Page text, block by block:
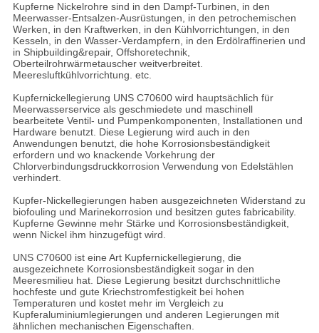
Kupferne Nickelrohre sind in den Dampf-Turbinen, in den
Meerwasser-Entsalzen-Ausrüstungen, in den petrochemischen
Werken, in den Kraftwerken, in den Kühlvorrichtungen, in den
Kesseln, in den Wasser-Verdampfern, in den Erdölraffinerien und
in Shipbuilding&repair, Offshoretechnik,
Oberteilrohrwärmetauscher weitverbreitet.
Meeresluftkühlvorrichtung. etc.
Kupfernickellegierung UNS C70600 wird hauptsächlich für
Meerwasserservice als geschmiedete und maschinell
bearbeitete Ventil- und Pumpenkomponenten, Installationen und
Hardware benutzt. Diese Legierung wird auch in den
Anwendungen benutzt, die hohe Korrosionsbeständigkeit
erfordern und wo knackende Vorkehrung der
Chlorverbindungsdruckkorrosion Verwendung von Edelstählen
verhindert.
Kupfer-Nickellegierungen haben ausgezeichneten Widerstand zu
biofouling und Marinekorrosion und besitzen gutes fabricability.
Kupferne Gewinne mehr Stärke und Korrosionsbeständigkeit,
wenn Nickel ihm hinzugefügt wird.
UNS C70600 ist eine Art Kupfernickellegierung, die
ausgezeichnete Korrosionsbeständigkeit sogar in den
Meeresmilieu hat. Diese Legierung besitzt durchschnittliche
hochfeste und gute Kriechstromfestigkeit bei hohen
Temperaturen und kostet mehr im Vergleich zu
Kupferaluminiumlegierungen und anderen Legierungen mit
ähnlichen mechanischen Eigenschaften.